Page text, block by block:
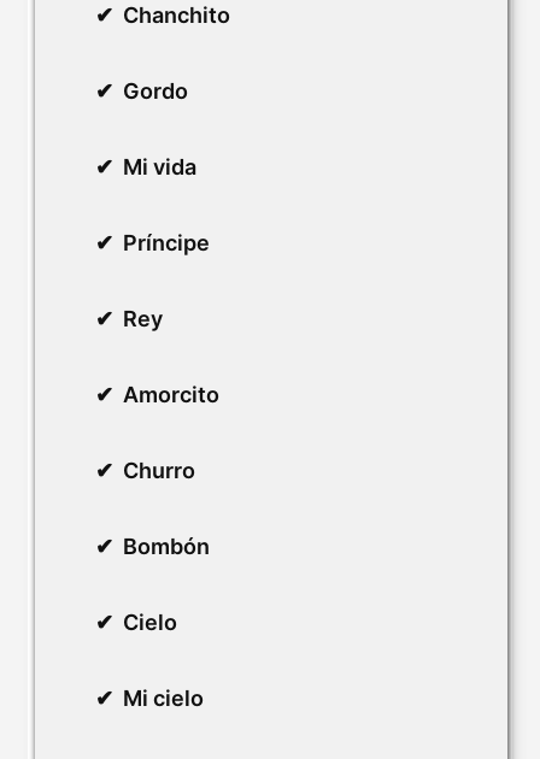
Chanchito
Gordo
Mi vida
Príncipe
Rey
Amorcito
Churro
Bombón
Cielo
Mi cielo